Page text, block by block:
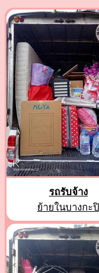
รถรับจ้าง
ย้ายในบางกะปิ